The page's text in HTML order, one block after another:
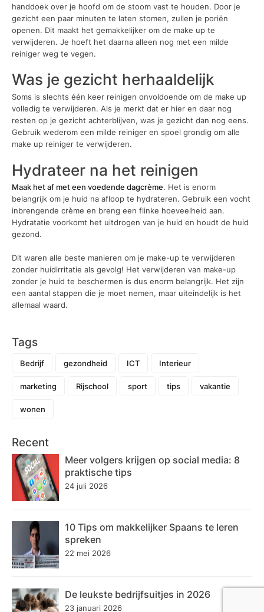
handdoek over je hoofd om de stoom vast te houden. Door je
gezicht een paar minuten te laten stomen, zullen je poriën
openen. Dit maakt het gemakkelijker om de make up te
verwijderen. Je hoeft het daarna alleen nog met een milde
reiniger weg te vegen.
Was je gezicht herhaaldelijk
Soms is slechts één keer reinigen onvoldoende om de make up
volledig te verwijderen. Als je merkt dat er hier en daar nog
resten op je gezicht achterblijven, was je gezicht dan nog eens.
Gebruik wederom een milde reiniger en spoel grondig om alle
make up reiniger te verwijderen.
Hydrateer na het reinigen
Maak het af met een voedende dagcrème. Het is enorm
belangrijk om je huid na afloop te hydrateren. Gebruik een vocht
inbrengende crème en breng een flinke hoeveelheid aan.
Hydratatie voorkomt het uitdrogen van je huid en houdt de huid
gezond.
Dit waren alle beste manieren om je make-up te verwijderen
zonder huidirritatie als gevolg! Het verwijderen van make-up
zonder je huid te beschermen is dus enorm belangrijk. Het zijn
een aantal stappen die je moet nemen, maar uiteindelijk is het
allemaal waard.
Tags
Bedrijf gezondheid ICT Interieur
marketing Rijschool sport tips vakantie
wonen
Recent
Meer volgers krijgen op social media: 8
praktische tips
24 juli 2026
10 Tips om makkelijker Spaans te leren
spreken
22 mei 2026
De leukste bedrijfsuitjes in 2026
23 januari 2026